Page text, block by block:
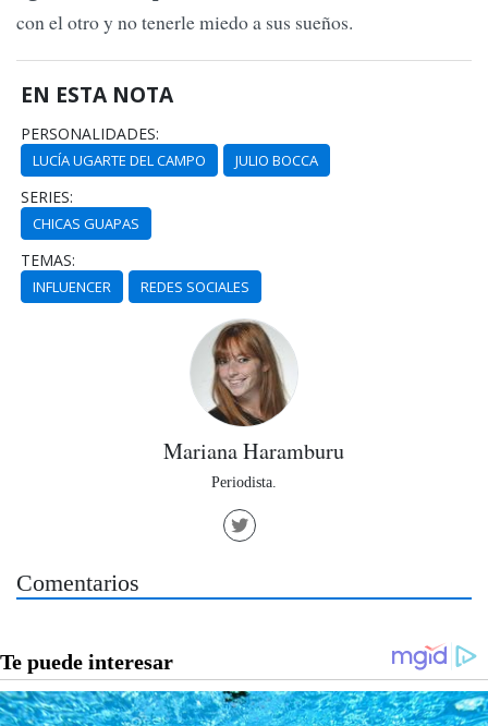
con el otro y no tenerle miedo a sus sueños.
EN ESTA NOTA
PERSONALIDADES:
LUCÍA UGARTE DEL CAMPO JULIO BOCCA
SERIES:
CHICAS GUAPAS
TEMAS:
INFLUENCER REDES SOCIALES
Mariana Haramburu
Periodista.
Comentarios